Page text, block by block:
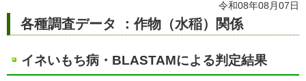
令和08年08月07日
各種調査データ ：作物（水稲）関係
イネいもち病・BLASTAMによる判定結果